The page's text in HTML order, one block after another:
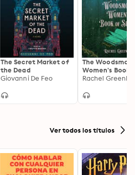
The Secret Market of
the Dead
Giovanni De Feo
The
Women's Book
Spells: A Novel
Rachel
Ver todos los títulos